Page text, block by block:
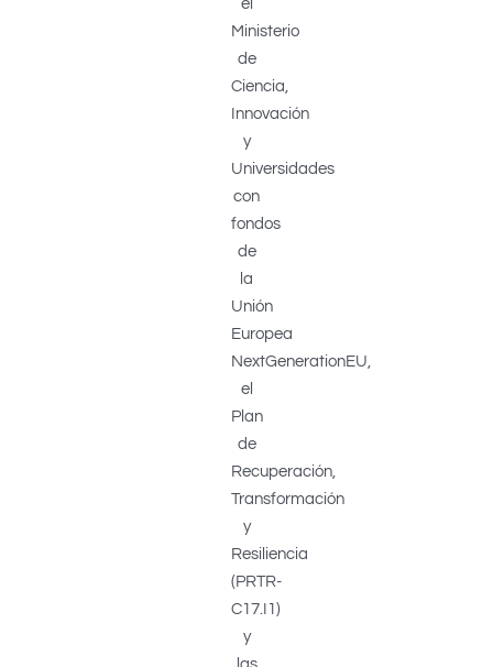
el
Ministerio
de
Ciencia,
Innovación
y
Universidades
con
fondos
de
la
Unión
Europea
NextGenerationEU,
el
Plan
de
Recuperación,
Transformación
y
Resiliencia
(PRTR-
C17.I1)
y